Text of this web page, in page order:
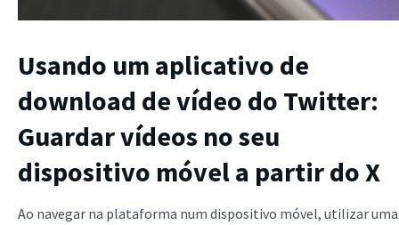
Usando um aplicativo de
download de vídeo do Twitter:
Guardar vídeos no seu
dispositivo móvel a partir do X
Ao navegar na plataforma num dispositivo móvel, utilizar uma